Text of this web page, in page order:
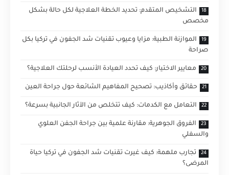
التشخيص المتقدم: تحديد الخطة العلاجية لكل حالة بشكل
مخصص
الموازنة الطبية: مزايا وعيوب تقنيات شد الجفون في تركيا بكل
صراحة
معايير الاختيار: كيف تحدد العيادة الأنسب لرحلتك العلاجية؟
حقائق وأكاذيب: تصحيح المفاهيم الشائعة حول جراحة العين
التعامل مع الكدمات: كيف تتخلص من الآثار الجانبية بسرعة؟
الفروق الجوهرية: مقارنة علمية بين جراحة الجفن العلوي
والسفلي
تجارب ملهمة: كيف غيرت تقنيات شد الجفون في تركيا حياة
المرضى؟